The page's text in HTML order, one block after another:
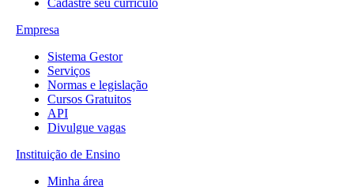
Cadastre seu currículo
Empresa
Sistema Gestor
Serviços
Normas e legislação
Cursos Gratuitos
API
Divulgue vagas
Instituição de Ensino
Minha área